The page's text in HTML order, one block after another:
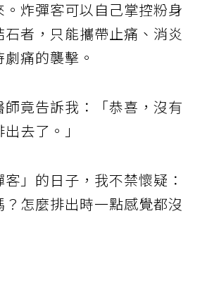
。炸彈客可以自己掌控粉身
者，只能攜帶止痛、消炎
痛的襲擊。
竟告訴我：「恭喜，沒有
去了。」
」的日子，我不禁懷疑：
怎麼排出時一點感覺都沒